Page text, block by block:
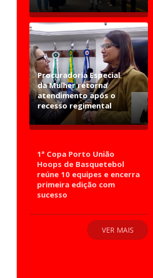
Procuradoria Especial
da Mulher retorna
atendimento após o
recesso regimental
1ª Copa Porto União
Hoops de Basquetebol
reúne 10 equipes e encerra
primeira edição com
sucesso
VER MAIS